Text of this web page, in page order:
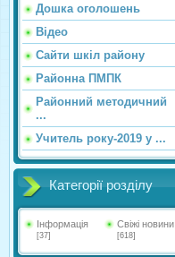
Дошка оголошень
Відео
Сайти шкіл району
Районна ПМПК
Районний методичний
...
Учитель року-2019 у ...
Категорії розділу
Інформація
[37]
Свіжі новини
[618]